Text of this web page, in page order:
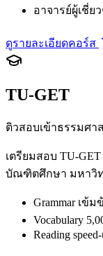
อาจารย์ผู้เชี่ย
ดูรายละเอียดคอร์ส
TU-GET
ติวสอบเข้าธรรมศา
เตรียมสอบ TU-
บัณฑิตศึกษา มหาวิ
Grammar เข้ม
Vocabulary
Reading